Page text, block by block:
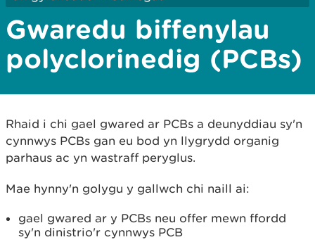
Gwaredu biffenylau
polyclorinedig (PCBs)
Rhaid i chi gael gwared ar PCBs a deunyddiau sy'n
cynnwys PCBs gan eu bod yn llygrydd organig
parhaus ac yn wastraff peryglus.
Mae hynny'n golygu y gallwch chi naill ai:
gael gwared ar y PCBs neu offer mewn ffordd
sy'n dinistrio'r cynnwys PCB